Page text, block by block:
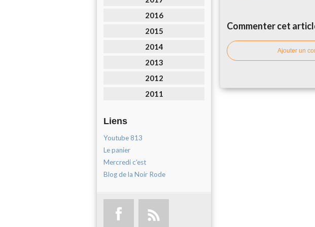
2016
2015
2014
2013
2012
2011
Liens
Youtube 813
Le panier
Mercredi c'est
Blog de la Noir Rode
Commenter cet
Ajouter un